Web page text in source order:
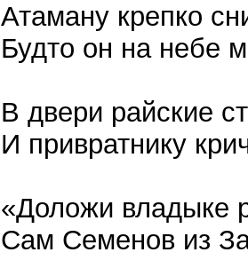
Атаману крепко
Будто он на небе
В двери райские
И привратнику
«Доложи владыке
Сам Семенов из